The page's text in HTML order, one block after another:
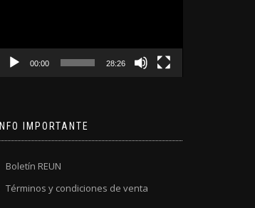
00:00 28:26
INFO IMPORTANTE
Boletín REUN
Términos y condiciones de venta